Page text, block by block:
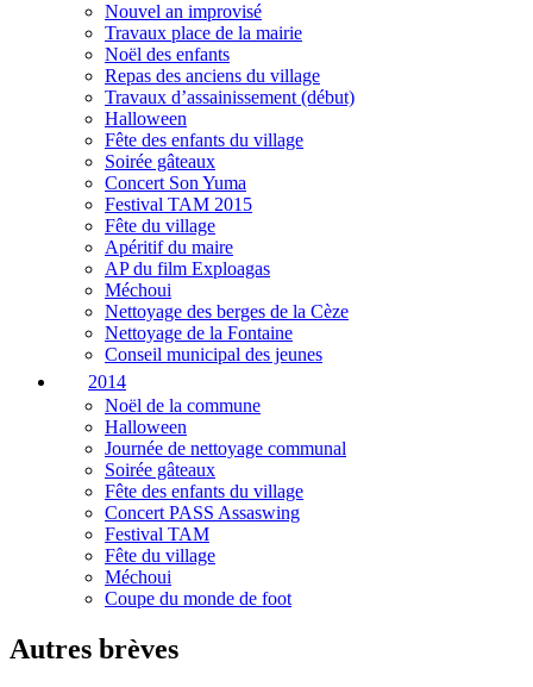
Nouvel an improvisé
Travaux place de la mairie
Noël des enfants
Repas des anciens du village
Travaux d’assainissement (début)
Halloween
Fête des enfants du village
Soirée gâteaux
Concert Son Yuma
Festival TAM 2015
Fête du village
Apéritif du maire
AP du film Exploagas
Méchoui
Nettoyage des berges de la Cèze
Nettoyage de la Fontaine
Conseil municipal des jeunes
2014
Noël de la commune
Halloween
Journée de nettoyage communal
Soirée gâteaux
Fête des enfants du village
Concert PASS Assaswing
Festival TAM
Fête du village
Méchoui
Coupe du monde de foot
Autres brèves